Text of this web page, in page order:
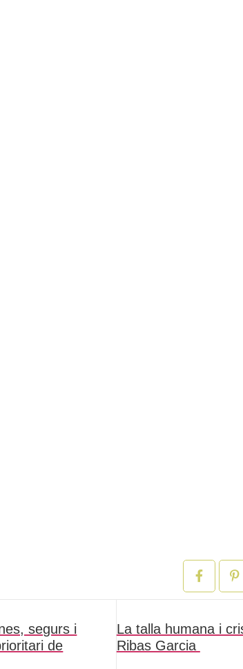
segurs i
de
La talla humana i
Ribas Garcia